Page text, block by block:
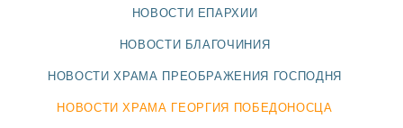
НОВОСТИ
НОВОСТИ ЕПАРХИИ
НОВОСТИ БЛАГОЧИНИЯ
НОВОСТИ ХРАМА ПРЕОБРАЖЕНИЯ ГОСПОДНЯ
НОВОСТИ ХРАМА ГЕОРГИЯ ПОБЕДОНОСЦА